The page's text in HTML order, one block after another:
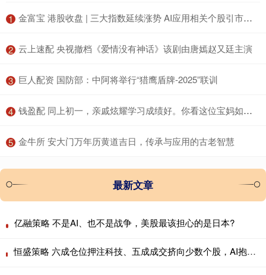
1 ​金富宝 港股收盘 | 三大指数延续涨势 AI应用相关个股引市场关注
2 ​云上速配 央视撤档《爱情没有神话》该剧由唐嫣赵又廷主演
3 ​巨人配资 国防部：中阿将举行“猎鹰盾牌-2025”联训
4 ​钱盈配 同上初一，亲戚炫耀学习成绩好。你看这位宝妈如何怼回去……
5 ​金牛所 安大门万年历黄道吉日，传承与应用的古老智慧
最新文章
亿融策略 不是AI、也不是战争，美股最该担心的是日本?
恒盛策略 六成仓位押注科技、五成成交挤向少数个股，AI抱团行情会重演历史瓦解吗？